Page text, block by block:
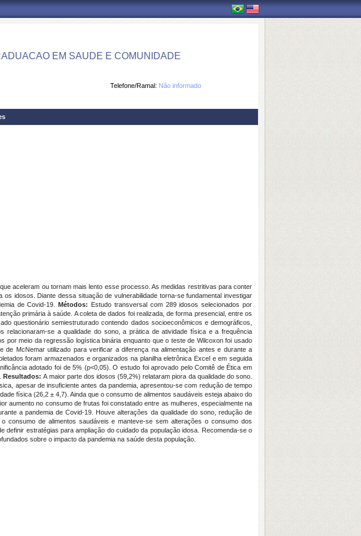
EM SAUDE E COMUNIDADE
Telefone/Ramal: Não informado
aceleram ou tornam mais lento esse processo. As medidas restritivas para conter
idosos. Diante dessa situação de vulnerabilidade torna-se fundamental investigar
de Covid-19.Métodos: Estudo transversal com 289 idosos selecionados por
primária à saúde. A coleta de dados foi realizada, de forma presencial, entre os
questionário semiestruturado contendo dados socioeconômicos e demográficos,
se a qualidade do sono, a prática de atividade física e a frequência
por meio da regressão logística binária enquanto que o teste de Wilcoxon foi usado
McNemar utilizado para verificar a diferença na alimentação antes e durante a
foram armazenados e organizados na planilha eletrônica Excel e em seguida
adotado foi de 5% (p<0,05). O estudo foi aprovado pelo Comitê de Ética em
Resultados: A maior parte dos idosos (59,2%) relataram piora da qualidade do sono.
apesar de insuficiente antes da pandemia, apresentou-se com redução de tempo
física (26,2 ± 4,7). Ainda que o consumo de alimentos saudáveis esteja abaixo do
aumento no consumo de frutas foi constatado entre as mulheres, especialmente na
a pandemia de Covid-19. Houve alterações da qualidade do sono, redução de
consumo de alimentos saudáveis e manteve-se sem alterações o consumo dos
estratégias para ampliação do cuidado da população idosa. Recomenda-se o
sobre o impacto da pandemia na saúde desta população.